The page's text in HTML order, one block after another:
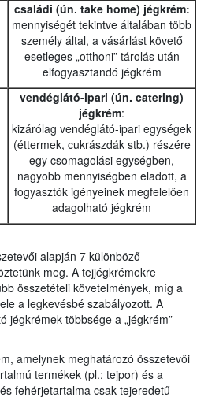
családi (ún. take home) jégkrém:
mennyiségét tekintve általában több
személy által, a vásárlást követő
esetleges „otthoni” tárolás után
elfogyasztandó jégkrém
vendéglátó-ipari (ún. catering)
jégkrém:
kizárólag vendéglátó-ipari egységek
(éttermek, cukrászdák stb.) részére
egy csomagolási egységben,
nagyobb mennyiségben eladott, a
fogyasztók igényeinek megfelelően
adagolható jégkrém
alapján 7 különböző
meg. A tejjégkrémekre
összetételi követelmények, míg a
a legkevésbé szabályozott. A
jégkrémek többsége a „jégkrém”
amelynek meghatározó összetevői
termékek (pl.: tejpor) és a
fehérjetartalma csak tejeredetű